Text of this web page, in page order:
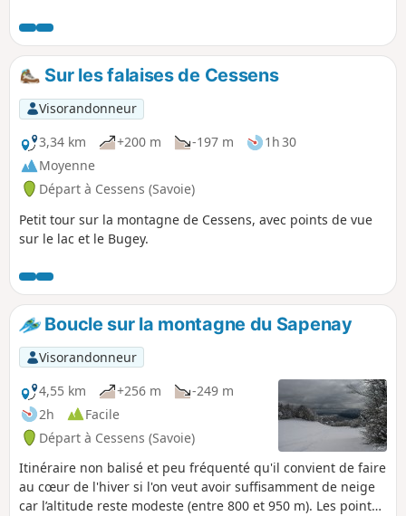
Sur les falaises de Cessens
Visorandonneur
3,34 km
+200 m -197 m
1h 30
Moyenne
Départ à Cessens (Savoie)
Petit tour sur la montagne de Cessens, avec points de vue
sur le lac et le Bugey.
Boucle sur la montagne du Sapenay
Visorandonneur
4,55 km
+256 m
-249 m
2h
Facile
Départ à Cessens (Savoie)
Itinéraire non balisé et peu fréquenté qu'il convient de faire
au cœur de l'hiver si l'on veut avoir suffisamment de neige
car l’altitude reste modeste (entre 800 et 950 m). Les points